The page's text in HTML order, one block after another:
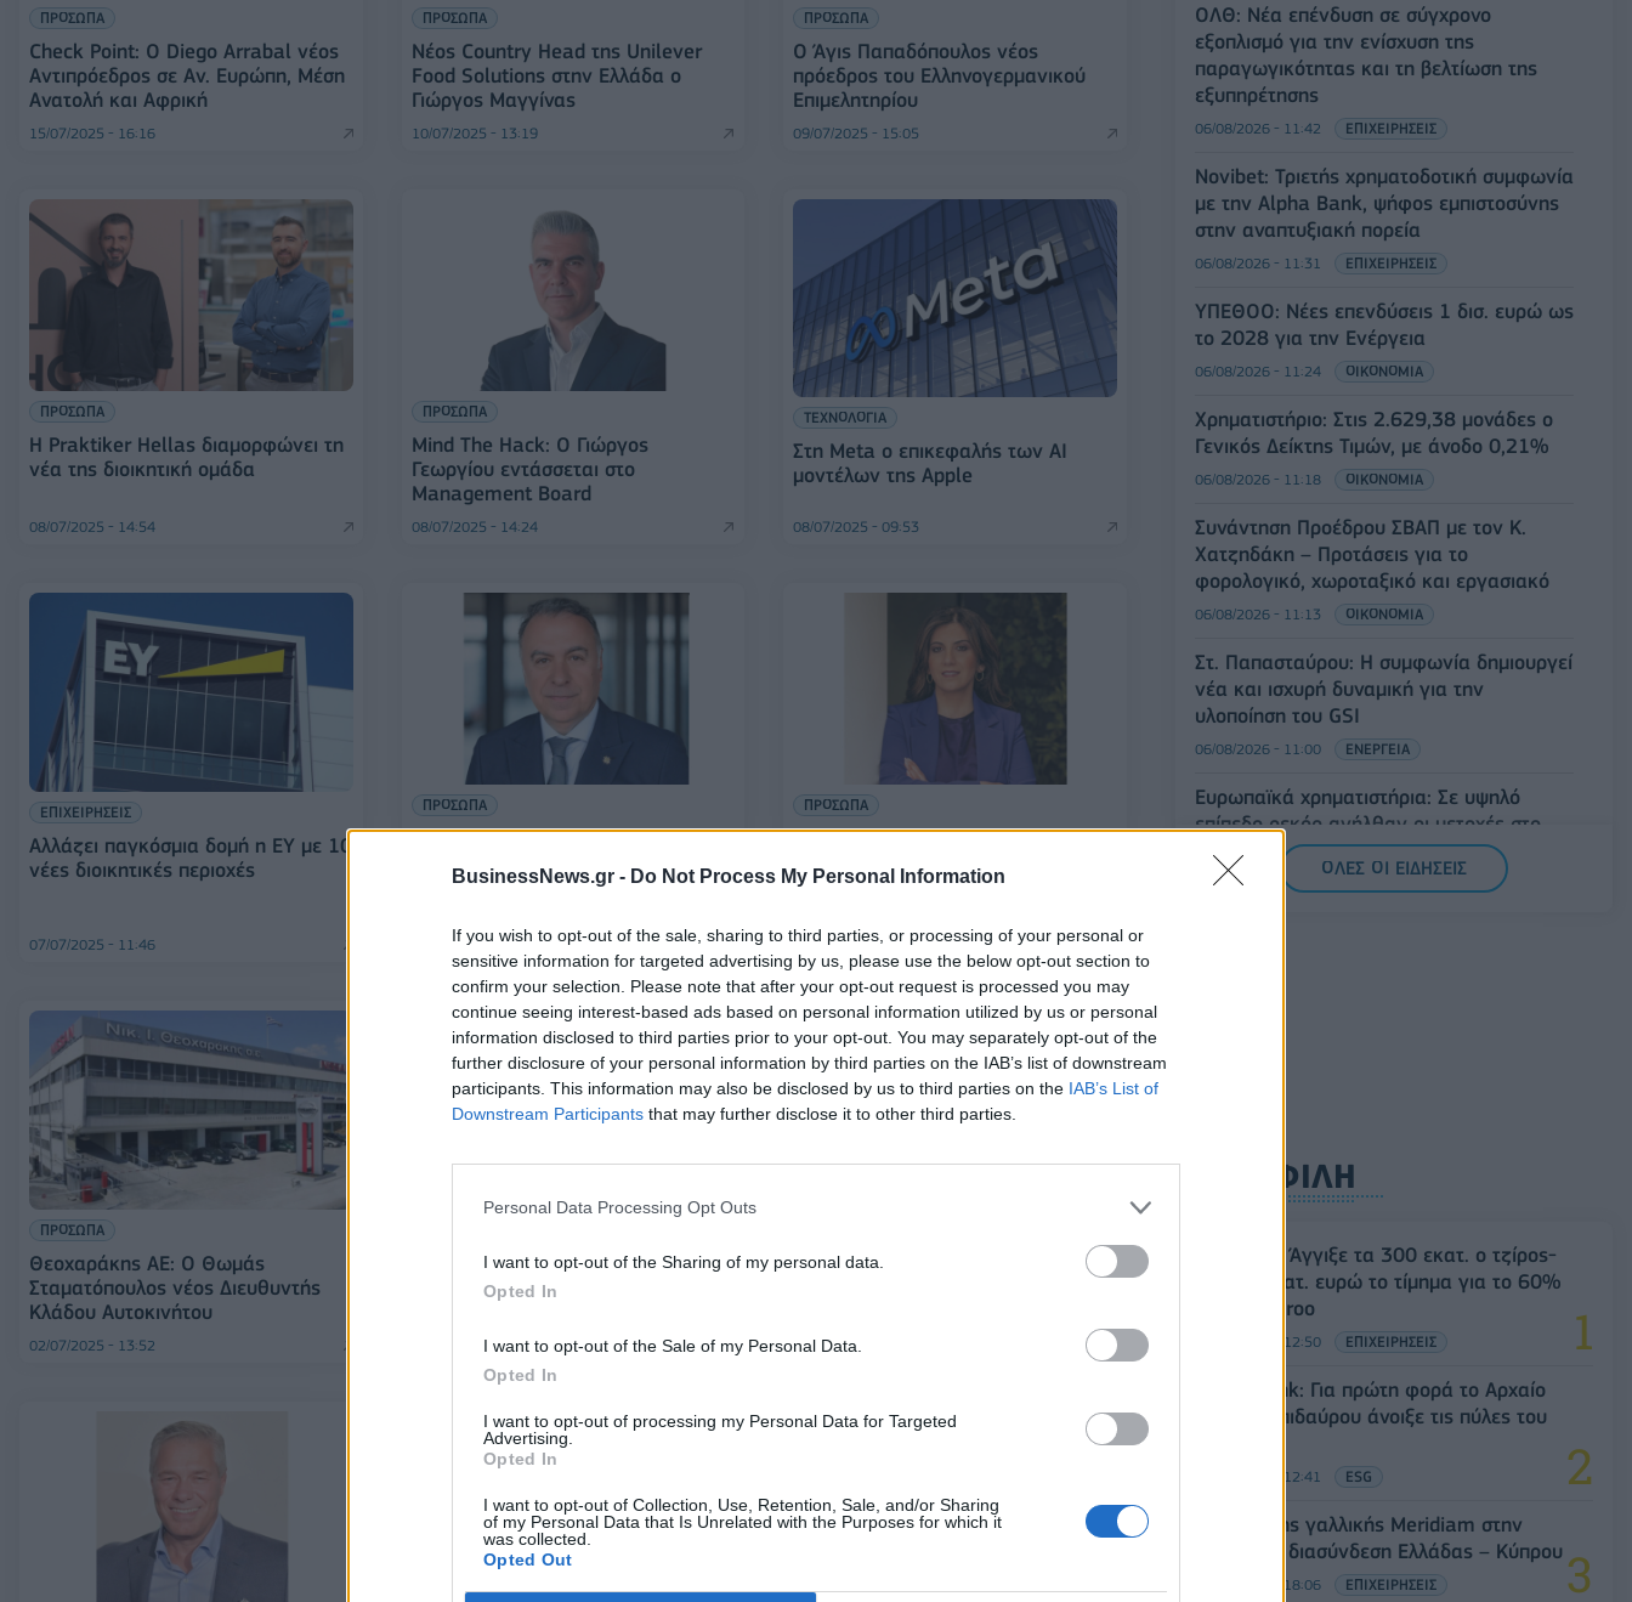
BusinessNews.gr - Do Not Process My Personal Information
If you wish to opt-out of the sale, sharing to third parties, or processing of your personal or
sensitive information for targeted advertising by us, please use the below opt-out section to
confirm your selection. Please note that after your opt-out request is processed you may
continue seeing interest-based ads based on personal information utilized by us or personal
information disclosed to third parties prior to your opt-out. You may separately opt-out of the
further disclosure of your personal information by third parties on the IAB’s list of downstream
participants. This information may also be disclosed by us to third parties on the IAB’s List of
Downstream Participants that may further disclose it to other third parties.
Personal Data Processing Opt Outs
I want to opt-out of the Sharing of my personal data.
Opted In
I want to opt-out of the Sale of my Personal Data.
Opted In
I want to opt-out of processing my Personal Data for Targeted
Advertising.
Opted In
I want to opt-out of Collection, Use, Retention, Sale, and/or Sharing
of my Personal Data that Is Unrelated with the Purposes for which it
was collected.
Opted Out
ΠΡΟΣΩΠΑ
Check Point: O Diego Arrabal νέος
Αντιπρόεδρος σε Αν. Ευρώπη, Μέση
Ανατολή και Αφρική
15/07/2025 - 16:16
ΠΡΟΣΩΠΑ
Νέος Country Head της Unilever
Food Solutions στην Ελλάδα ο
Γιώργος Μαγγίνας
10/07/2025 - 13:19
ΠΡΟΣΩΠΑ
Ο Άγις Παπαδόπουλος νέος
πρόεδρος του Ελληνογερμανικού
Επιμελητηρίου
09/07/2025 - 15:05
ΠΡΟΣΩΠΑ
Η Praktiker Hellas διαμορφώνει τη
νέα της διοικητική ομάδα
08/07/2025 - 14:54
ΠΡΟΣΩΠΑ
Mind The Hack: Ο Γιώργος
Γεωργίου εντάσσεται στο
Management Board
08/07/2025 - 14:24
ΤΕΧΝΟΛΟΓΙΑ
Στη Meta ο επικεφαλής των AI
μοντέλων της Apple
08/07/2025 - 09:53
ΕΠΙΧΕΙΡΗΣΕΙΣ
Αλλάζει παγκόσμια δομή η ΕΥ με 10
νέες διοικητικές περιοχές
07/07/2025 - 11:46
ΠΡΟΣΩΠΑ
Ελληνικά Οινοποιεία: Ο Γ.
Καράμπελας νέος Senior Executive
Στρατηγικής και Επιχειρηματικής
03/07/2025 - 17:08
ΠΡΟΣΩΠΑ
Ελληνο-Αμερικανικό Επιμελητήριο:
Α’ Αντιπρόεδρος η Λαμπρίνα
Μπαρμπετάκη, CEO της AbbVie
03/07/2025 - 16:20
ΠΡΟΣΩΠΑ
Θεοχαράκης ΑΕ: Ο Θωμάς
Σταματόπουλος νέος Διευθυντής
Κλάδου Αυτοκινήτου
02/07/2025 - 13:52
ΕΠΙΧΕΙΡΗΣΕΙΣ
01/07/2025 - 16:21
Snappi: Ο Κώστας Ξηραδάκης
01/07/2025 - 11:57
ΟΛΘ: Νέα επένδυση σε σύγχρονο
εξοπλισμό για την ενίσχυση της
παραγωγικότητας και τη βελτίωση της
εξυπηρέτησης
06/08/2026 - 11:42 ΕΠΙΧΕΙΡΗΣΕΙΣ
Novibet: Τριετής χρηματοδοτική συμφωνία
με την Alpha Bank, ψήφος εμπιστοσύνης
στην αναπτυξιακή πορεία
06/08/2026 - 11:31 ΕΠΙΧΕΙΡΗΣΕΙΣ
ΥΠΕΘΟΟ: Νέες επενδύσεις 1 δισ. ευρώ ως
το 2028 για την Ενέργεια
06/08/2026 - 11:24 ΟΙΚΟΝΟΜΙΑ
Χρηματιστήριο: Στις 2.629,38 μονάδες ο
Γενικός Δείκτης Τιμών, με άνοδο 0,21%
06/08/2026 - 11:18 ΟΙΚΟΝΟΜΙΑ
Συνάντηση Προέδρου ΣΒΑΠ με τον Κ.
Χατζηδάκη – Προτάσεις για το
φορολογικό, χωροταξικό και εργασιακό
06/08/2026 - 11:13 ΟΙΚΟΝΟΜΙΑ
Στ. Παπασταύρου: Η συμφωνία δημιουργεί
νέα και ισχυρή δυναμική για την
υλοποίηση του GSI
06/08/2026 - 11:00 ΕΝΕΡΓΕΙΑ
Ευρωπαϊκά χρηματιστήρια: Σε υψηλό
επίπεδο ρεκόρ ανήλθαν οι μετοχές στο
ξεκίνημα των συναλλαγών
06/08/2026 - 10:50
ΟΛΕΣ ΟΙ ΕΙΔΗΣΕΙΣ
ΔΗΜΟΦΙΛΗ
Evergood: Άγγιξε τα 300 εκατ. ο τζίρος-
Στα 10 εκατ. ευρώ το τίμημα για το 60%
του Jackaroo
05/08/2026 - 12:50 ΕΠΙΧΕΙΡΗΣΕΙΣ
Alpha Bank: Για πρώτη φορά το Αρχαίο
Θέατρο Επιδαύρου άνοιξε τις πύλες του
05/08/2026 - 12:41 ESG
Είσοδος της γαλλικής Meridiam στην
ηλεκτρική διασύνδεση Ελλάδας – Κύπρου
05/08/2026 - 18:06 ΕΠΙΧΕΙΡΗΣΕΙΣ